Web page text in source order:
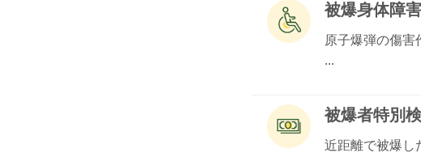
被爆身体障
原子爆弾の傷害
...
被爆者特別
近距離で被爆し